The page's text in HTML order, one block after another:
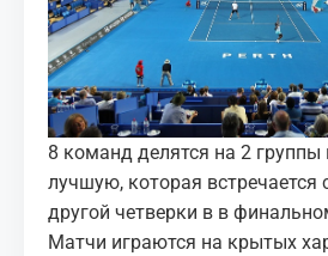
8 команд делятся на 2
лучшую, которая встречается
другой четверки в в
Матчи играются на крытых